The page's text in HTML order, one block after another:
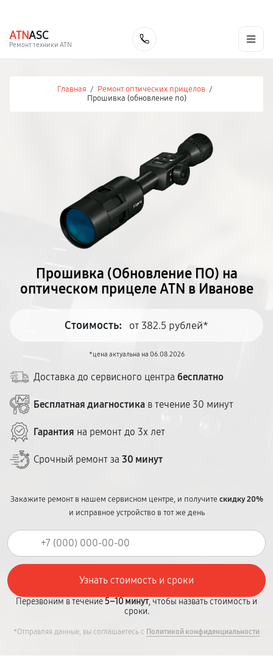
ATNASC
Ремонт техники ATN
Главная / Ремонт оптических прицелов /
Прошивка (обновление по)
Прошивка (Обновление ПО) на
оптическом прицеле ATN в Иванове
Стоимость: от 382.5 рублей*
*цена актуальна на 06.08.2026
Доставка до сервисного центра бесплатно
Бесплатная диагностика в течение 30 минут
Гарантия на ремонт до 3х лет
Срочный ремонт за 30 минут
Закажите ремонт в нашем сервисном центре, и получитескидку 20%
и исправное устройство в тот же день
Перезвоним в течение 5–10 минут, чтобы назвать стоимость и
сроки.
*Отправляя данные, вы соглашаетесь с Политикой конфиденциальности